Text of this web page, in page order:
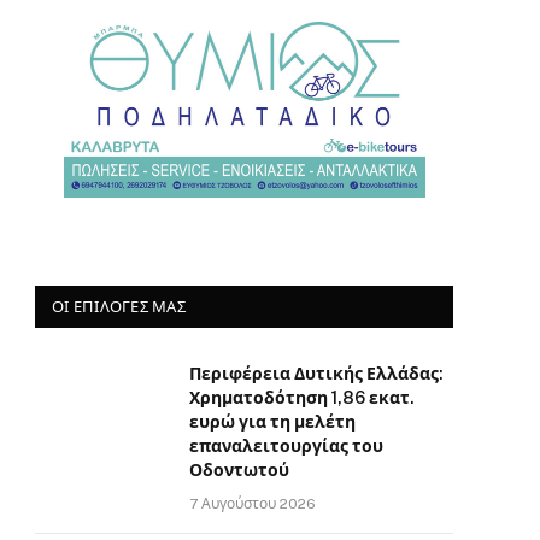
ΟΙ ΕΠΙΛΟΓΈΣ ΜΑΣ
Περιφέρεια Δυτικής Ελλάδας:
Χρηματοδότηση 1,86 εκατ.
ευρώ για τη μελέτη
επαναλειτουργίας του
Οδοντωτού
7 Αυγούστου 2026